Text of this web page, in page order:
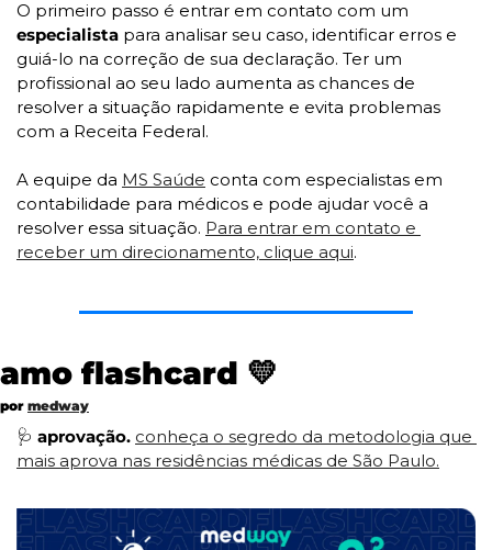
especialista para analisar seu caso, identificar erros e
guiá-lo na correção de sua declaração. Ter um
profissional ao seu lado aumenta as chances de
resolver a situação rapidamente e evita problemas
com a Receita Federal.
A equipe da MS Saúde conta com especialistas em
contabilidade para médicos e pode ajudar você a
resolver essa situação. Para entrar em contato e
receber um direcionamento, clique aqui.
amo flashcard 💛
por medway
🩺 aprovação. conheça o segredo da metodologia que
mais aprova nas residências médicas de São Paulo.